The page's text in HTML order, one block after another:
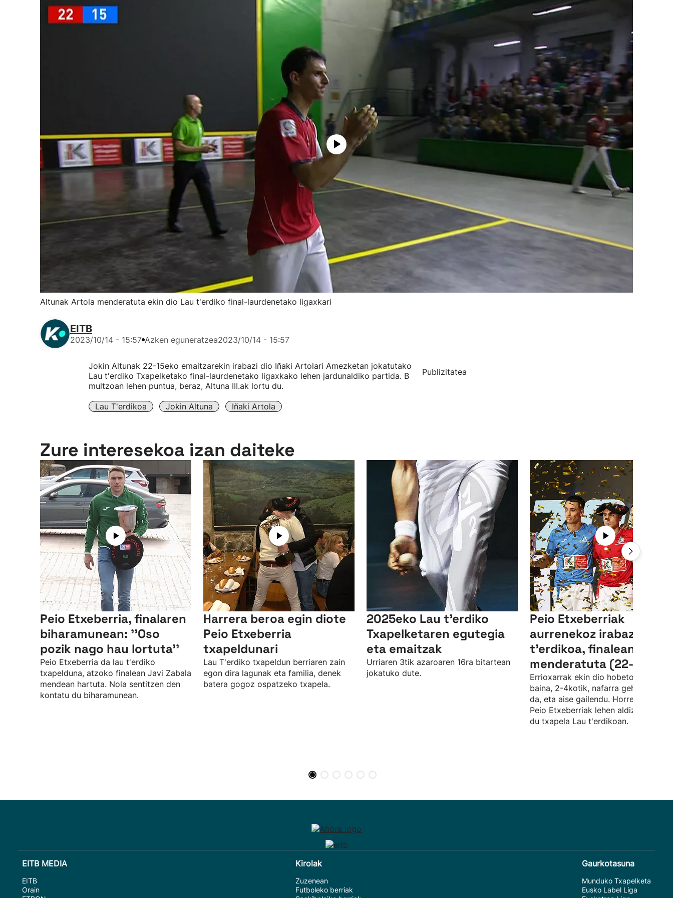
Altunak Artola menderatuta ekin dio Lau t'erdiko final-laurdenetako ligaxkari
EITB
2023/10/14 - 15:57 Azken eguneratzea2023/10/14 - 15:57
Jokin Altunak 22-15eko emaitzarekin irabazi dio Iñaki Artolari Amezketan jokatutako
Lau t'erdiko Txapelketako final-laurdenetako ligaxkako lehen jardunaldiko partida. B
multzoan lehen puntua, beraz, Altuna III.ak lortu du.
Lau T'erdikoa Jokin Altuna Iñaki Artola
Publizitatea
Zure interesekoa izan daiteke
Peio Etxeberria, finalaren
biharamunean: ''Oso
pozik nago hau lortuta''
Peio Etxeberria da lau t'erdiko
txapelduna, atzoko finalean Javi Zabala
mendean hartuta. Nola sentitzen den
kontatu du biharamunean.
Harrera beroa egin diote
Peio Etxeberria
txapeldunari
Lau T'erdiko txapeldun berriaren zain
egon dira lagunak eta familia, denek
batera gogoz ospatzeko txapela.
2025eko Lau t'erdiko
Txapelketaren egutegia
eta emaitzak
Urriaren 3tik azaroaren 16ra bitartean
jokatuko dute.
Peio Etxeberriak
aurrenekoz irabazi du
t'erdikoa, finalean
menderatuta (22-11)
Errioxarrak ekin dio hobeto partidari,
baina, 2-4kotik, nafarra gehiago izan
da, eta aise gailendu. Horrenbestez,
Peio Etxeberriak lehen aldiz
du txapela Lau t'erdikoan.
EITB MEDIA
EITB
Orain
Kirolak
Zuzenean
Futboleko berriak
Gaurkotasuna
Munduko Txapelketa
Eusko Label Liga